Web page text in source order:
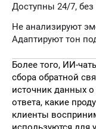
Доступны 24/7,
Не анализируют
Адаптируют тон
Более того, ИИ-
сбора обратной
источник данных
ответа, какие
клиенты